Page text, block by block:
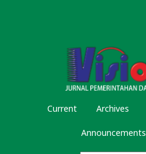
Current Archives
Announcements